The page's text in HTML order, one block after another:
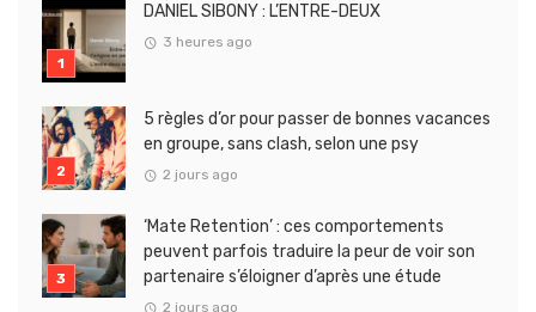
DANIEL SIBONY : L’ENTRE-DEUX
3 heures ago
5 règles d’or pour passer de bonnes vacances
en groupe, sans clash, selon une psy
2 jours ago
‘Mate Retention’ : ces comportements
peuvent parfois traduire la peur de voir son
partenaire s’éloigner d’après une étude
2 jours ago